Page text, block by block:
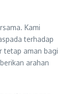
Kami
terhadap
tetap aman bagi
arahan